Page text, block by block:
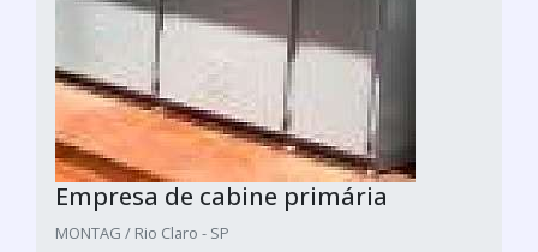
Empresa de cabine primária
MONTAG / Rio Claro - SP